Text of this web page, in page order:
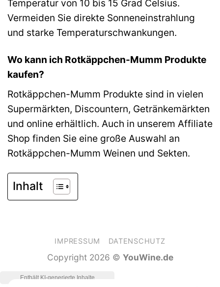
Temperatur von 10 bis 15 Grad Celsius.
Vermeiden Sie direkte Sonneneinstrahlung
und starke Temperaturschwankungen.
Wo kann ich Rotkäppchen-Mumm Produkte
kaufen?
Rotkäppchen-Mumm Produkte sind in vielen
Supermärkten, Discountern, Getränkemärkten
und online erhältlich. Auch in unserem Affiliate
Shop finden Sie eine große Auswahl an
Rotkäppchen-Mumm Weinen und Sekten.
Inhalt
IMPRESSUM DATENSCHUTZ
Copyright 2026 © YouWine.de